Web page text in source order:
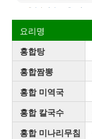
요리명
홍합탕
홍합짬뽕
홍합 미역국
홍합 칼국수
홍합 미나리무침